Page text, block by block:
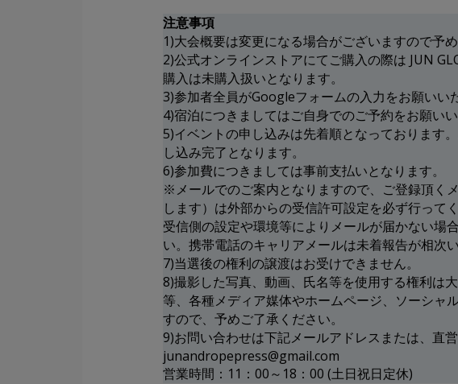
注意事項
1)大会概要は変更になる場合がございますので予
2)公式オンラインストアにてご購入の際は JUN
購入は未購入扱いとなります。
3)参加者全員がGoogleフォームの入力をお願いい
4)宿泊につきましてはご自身でのご予約をお願いい
5)イベントの申し込みは先着順となっております
し込み完了となります。
6)参加費につきましては事前支払いとなります。
※メールでのご案内となりますので、ご登録頂く
します）は外部からの受信許可設定を必ず行ってく
受信側の設定や環境等によりメールが届かない場
い。携帯電話のキャリアメールは未着報告が相次
7)当選後の権利の譲渡はお受けできません。
8)撮影した写真、動画、氏名等を使用する権利は
等、各種メディア媒体やホームページ、ソーシャ
すので、予めご了承ください。
9)お問い合わせは下記メールアドレスまたは、直
junandropepress@gmail.com
営業時間：11：00～18：00 (土日祝日定休)